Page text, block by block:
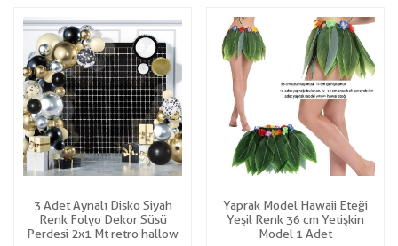
3 Adet Aynalı Disko Siyah
Renk Folyo Dekor Süsü
Perdesi 2x1 Mt retro hallow
Yaprak Model Hawaii Eteği
Yeşil Renk 36 cm Yetişkin
Model 1 Adet